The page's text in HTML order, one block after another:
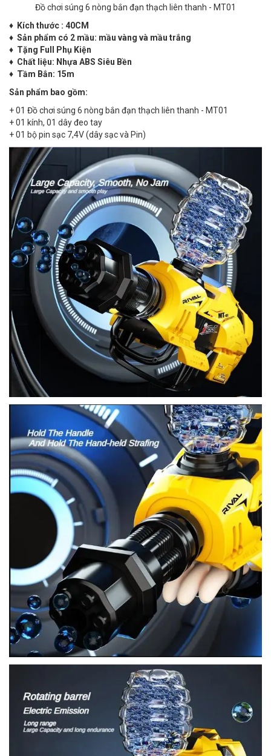
Đồ chơi súng 6 nòng bắn đạn thạch liên thanh - MT01
♦ Kích thước : 40CM
♦ Sản phẩm có 2 mầu: mầu vàng và mầu trắng
♦ Tặng Full Phụ Kiện
♦ Chất liệu: Nhựa ABS Siêu Bền
♦ Tầm Bắn: 15m
Sản phẩm bao gồm:
+ 01 Đồ chơi súng 6 nòng bắn đạn thạch liên thanh - MT01
+ 01 kính, 01 dây đeo tay
+ 01 bộ pin sạc 7,4V (dây sạc và Pin)